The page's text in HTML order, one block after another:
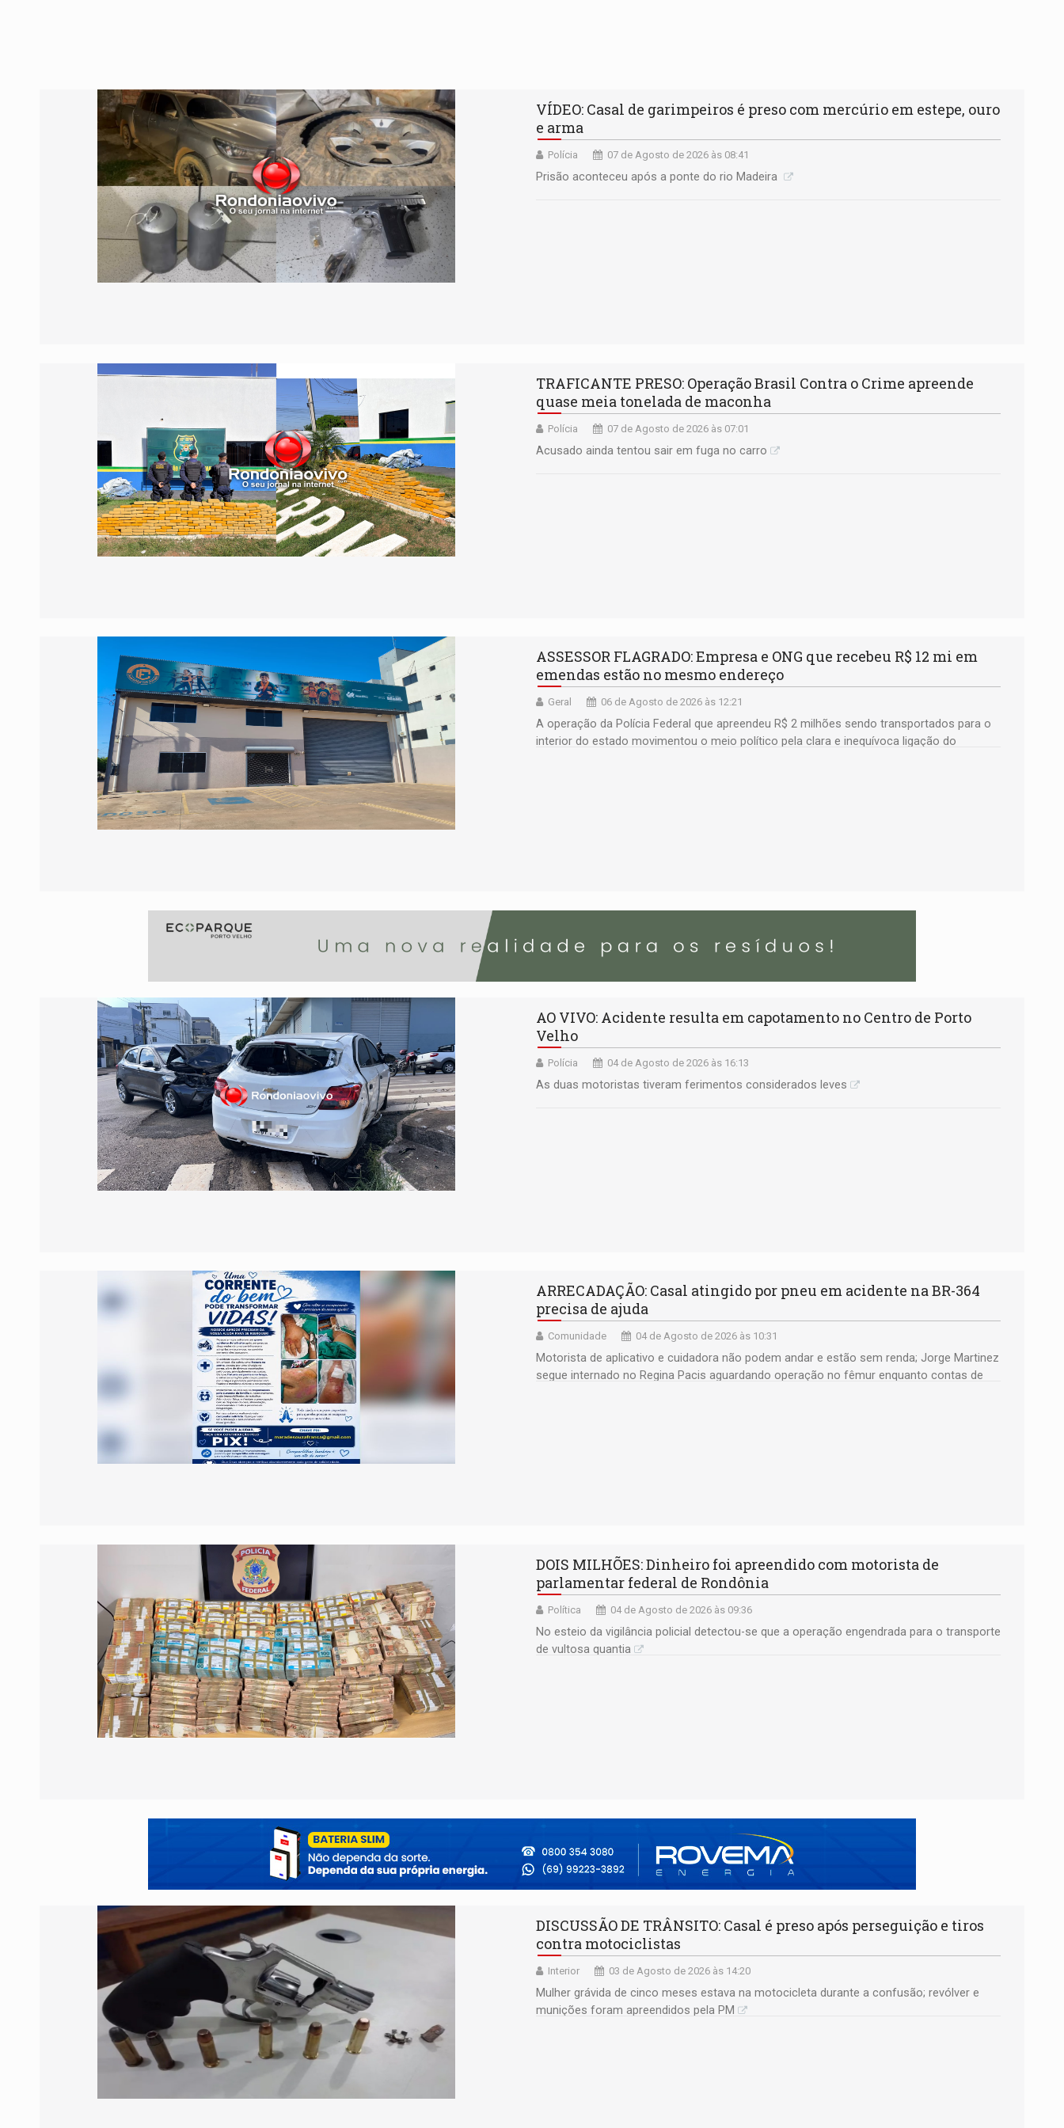
VÍDEO: Casal de garimpeiros é preso com mercúrio em estepe, ouro
e arma
Polícia 07 de Agosto de 2026 às 08:41
Prisão aconteceu após a ponte do rio Madeira
TRAFICANTE PRESO: Operação Brasil Contra o Crime apreende
quase meia tonelada de maconha
Polícia 07 de Agosto de 2026 às 07:01
Acusado ainda tentou sair em fuga no carro
ASSESSOR FLAGRADO: Empresa e ONG que recebeu R$ 12 mi em
emendas estão no mesmo endereço
Geral 06 de Agosto de 2026 às 12:21
A operação da Polícia Federal que apreendeu R$ 2 milhões sendo transportados para o
interior do estado movimentou o meio político pela clara e inequívoca ligação do
AO VIVO: Acidente resulta em capotamento no Centro de Porto
Velho
Polícia 04 de Agosto de 2026 às 16:13
As duas motoristas tiveram ferimentos considerados leves
ARRECADAÇÃO: Casal atingido por pneu em acidente na BR-364
precisa de ajuda
Comunidade 04 de Agosto de 2026 às 10:31
Motorista de aplicativo e cuidadora não podem andar e estão sem renda; Jorge Martinez
segue internado no Regina Pacis aguardando operação no fêmur enquanto contas de
DOIS MILHÕES: Dinheiro foi apreendido com motorista de
parlamentar federal de Rondônia
Política 04 de Agosto de 2026 às 09:36
No esteio da vigilância policial detectou-se que a operação engendrada para o transporte
de vultosa quantia
DISCUSSÃO DE TRÂNSITO: Casal é preso após perseguição e tiros
contra motociclistas
Interior 03 de Agosto de 2026 às 14:20
Mulher grávida de cinco meses estava na motocicleta durante a confusão; revólver e
munições foram apreendidos pela PM